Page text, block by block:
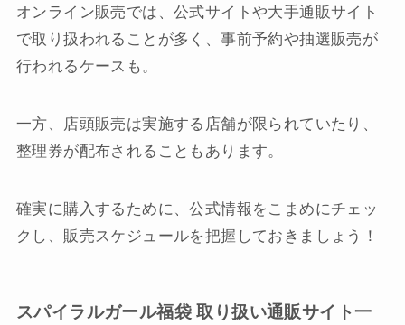
オンライン販売では、公式サイトや大手通販サイト
で取り扱われることが多く、事前予約や抽選販売が
行われるケースも。
一方、店頭販売は実施する店舗が限られていたり、
整理券が配布されることもあります。
確実に購入するために、公式情報をこまめにチェッ
クし、販売スケジュールを把握しておきましょう！
スパイラルガール福袋 取り扱い通販サイト一